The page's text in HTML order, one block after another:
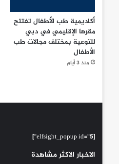
أكاديمية طب الأطفال تفتتح
مقرها الإقليمي في دبي
للتوعية بمختلف مجالات طب
الأطفال
منذ 3 أيام
[elfsight_popup id="5"]
الاخبار الاكثر مشاهدة